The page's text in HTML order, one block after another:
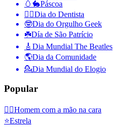
🥚🐇Páscoa
👨‍⚕️Dia do Dentista
🤓Dia do Orgulho Geek
☘️Día de São Patrício
🎸 Dia Mundial The Beatles
🌎Dia da Comunidade
💁Dia Mundial do Elogio
Popular
🤦‍♂️Homem com a mão na cara
⭐Estrela